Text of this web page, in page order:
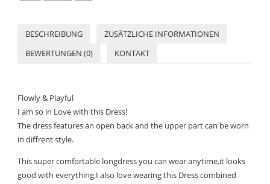
BESCHREIBUNG
ZUSÄTZLICHE INFORMATIONEN
BEWERTUNGEN (0)
KONTAKT
Flowly & Playful
I am so in Love with this Dress!
The dress features an open back and the upper part can be worn
in diffrent style.
This super comfortable longdress you can wear anytime,it looks
good with everything,I also love wearing this Dress combined